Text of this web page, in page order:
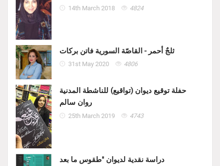
14th March 2018 4824
ثلجٌ أحمر - القاصّة السورية فاتن بركات
31st May 2020 4806
حفلة توقيع ديوان (تواقيع) للناشطة المدنية
روان سالم
25th March 2019 4743
دراسة نقدية لديوان "طقوس ما بعد